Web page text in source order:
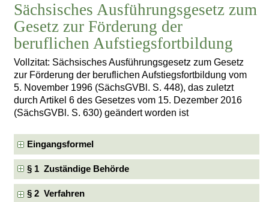
Sächsisches Ausführungsgesetz zum
Gesetz zur Förderung der
beruflichen Aufstiegsfortbildung
Vollzitat: Sächsisches Ausführungsgesetz zum Gesetz
zur Förderung der beruflichen Aufstiegsfortbildung vom
5. November 1996 (SächsGVBl. S. 448), das zuletzt
durch Artikel 6 des Gesetzes vom 15. Dezember 2016
(SächsGVBl. S. 630) geändert worden ist
Eingangsformel
§ 1 Zuständige Behörde
§ 2 Verfahren